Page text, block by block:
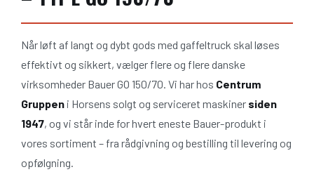
Når løft af langt og dybt gods med gaffeltruck skal løses
effektivt og sikkert, vælger flere og flere danske
virksomheder Bauer GO 150/70. Vi har hos Centrum
Gruppen i Horsens solgt og serviceret maskiner siden
1947, og vi står inde for hvert eneste Bauer-produkt i
vores sortiment – fra rådgivning og bestilling til levering og
opfølgning.